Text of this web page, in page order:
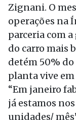
Zignani. O
operações na
parceria com
do carro mais
detém 50%
planta vive
“Em janeiro
já estamos
unidades/